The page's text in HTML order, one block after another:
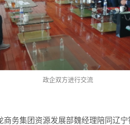
政企双方进行交流
商务集团资源发展部魏经理陪同辽